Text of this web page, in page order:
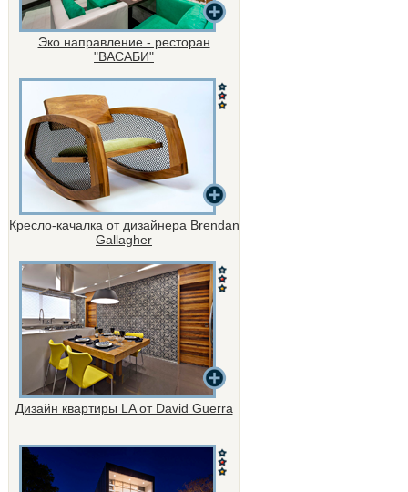
Эко направление - ресторан
"ВАСАБИ"
Кресло-качалка от дизайнера Brendan
Gallagher
Дизайн квартиры LA от David Guerra